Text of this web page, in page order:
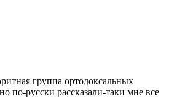
группа ортодоксальных
по-русски рассказали-таки мне все